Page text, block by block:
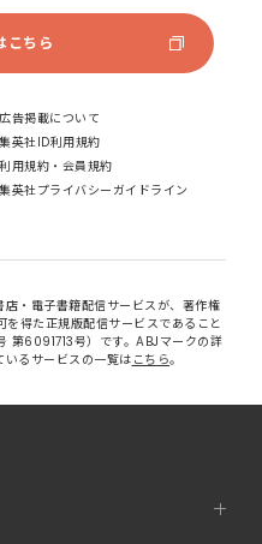
こちら
広告掲載について
集英社ID利用規約
利用規約・会員規約
集英社プライバシーガイドライン
・電子書籍配信サービスが、著作権
を得た正規版配信サービスであること
第6091713号）です。ABJマークの詳
るサービスの一覧は こちら。